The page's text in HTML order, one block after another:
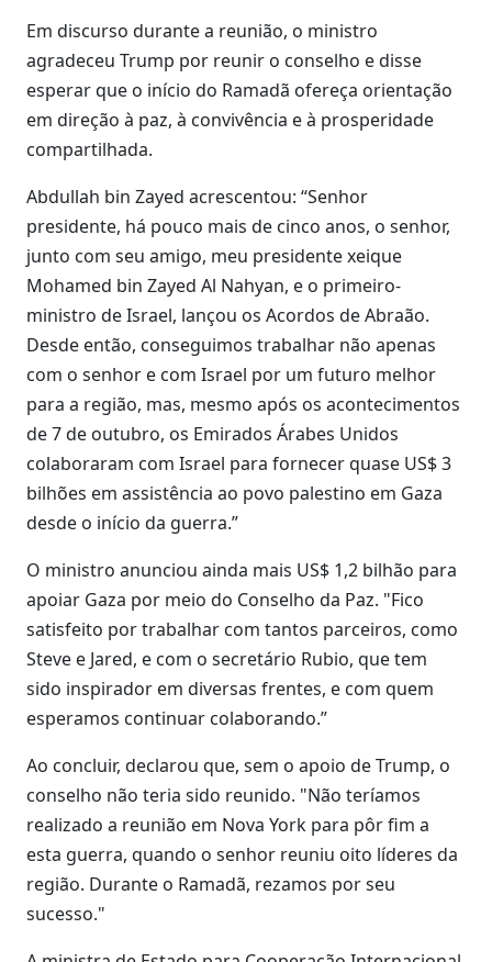
Em discurso durante a reunião, o ministro
agradeceu Trump por reunir o conselho e disse
esperar que o início do Ramadã ofereça orientação
em direção à paz, à convivência e à prosperidade
compartilhada.
Abdullah bin Zayed acrescentou: “Senhor
presidente, há pouco mais de cinco anos, o senhor,
junto com seu amigo, meu presidente xeique
Mohamed bin Zayed Al Nahyan, e o primeiro-
ministro de Israel, lançou os Acordos de Abraão.
Desde então, conseguimos trabalhar não apenas
com o senhor e com Israel por um futuro melhor
para a região, mas, mesmo após os acontecimentos
de 7 de outubro, os Emirados Árabes Unidos
colaboraram com Israel para fornecer quase US$ 3
bilhões em assistência ao povo palestino em Gaza
desde o início da guerra.”
O ministro anunciou ainda mais US$ 1,2 bilhão para
apoiar Gaza por meio do Conselho da Paz. "Fico
satisfeito por trabalhar com tantos parceiros, como
Steve e Jared, e com o secretário Rubio, que tem
sido inspirador em diversas frentes, e com quem
esperamos continuar colaborando.”
Ao concluir, declarou que, sem o apoio de Trump, o
conselho não teria sido reunido. "Não teríamos
realizado a reunião em Nova York para pôr fim a
esta guerra, quando o senhor reuniu oito líderes da
região. Durante o Ramadã, rezamos por seu
sucesso."